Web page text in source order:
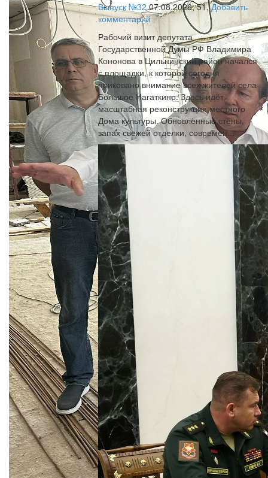
Выпуск №32 07.08.2026, 51, Добавить
комментарий
Рабочий визит депутата
Государственной Думы РФ Владимира
Кононова в Цильнинский район начался
с площадки, к которой сегодня
приковано внимание всех жителей села
Большое Нагаткино. Здесь идёт
масштабная реконструкция местного
Дома культуры. Обновлённые стены,
запах свежей отделки, современ...